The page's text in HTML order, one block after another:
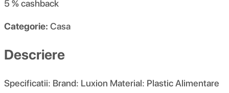
5 %cashback
Categorie: Casa
Descriere
Specificatii: Brand: Luxion Material: Plastic Alimentare